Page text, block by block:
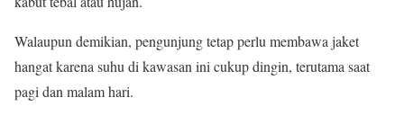
Walaupun demikian, pengunjung tetap perlu membawa jaket
hangat karena suhu di kawasan ini cukup dingin, terutama saat
pagi dan malam hari.